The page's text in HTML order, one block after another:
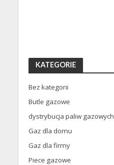
KATEGORIE
Bez kategorii
Butle gazowe
dystrybucja paliw gazowych
Gaz dla domu
Gaz dla firmy
Piece gazowe